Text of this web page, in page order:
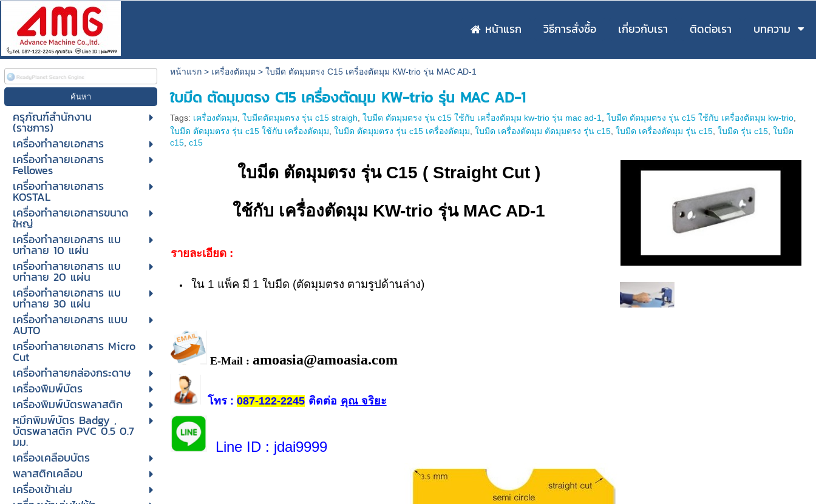
หน้าแรก วิธีการสั่งซื้อ เกี่ยวกับเรา ติดต่อเรา บทความ
ครุภัณฑ์สำนักงาน
(ราชการ)
เครื่องทำลายเอกสาร
เครื่องทำลายเอกสาร
Fellowes
เครื่องทำลายเอกสาร
KOSTAL
เครื่องทำลายเอกสารขนาด
ใหญ่
เครื่องทําลายเอกสาร แบ
บทําลาย 10 แผ่น
เครื่องทําลายเอกสาร แบ
บทําลาย 20 แผ่น
เครื่องทําลายเอกสาร แบ
บทําลาย 30 แผ่น
เครื่องทำลายเอกสาร แบบ
AUTO
เครื่องทำลายเอกสาร Micro
Cut
เครื่องทำลายกล่องกระดาษ
เครื่องพิมพ์บัตร
เครื่องพิมพ์บัตรพลาสติก
หมึกพิมพ์บัตร Badgy ,
บัตรพลาสติก PVC 0.5 0.7
มม.
เครื่องเคลือบบัตร
พลาสติกเคลือบ
เครื่องเข้าเล่ม
หน้าแรก> เครื่องตัดมุม > ใบมีด ตัดมุมตรง C15 เครื่องตัดมุม KW-trio รุ่น MAC AD-1
ใบมีด ตัดมุมตรง C15 เครื่องตัดมุม KW-trio รุ่น MAC AD-1
Tags: เครื่องตัดมุม ,ใบมีดตัดมุมตรง รุ่น c15 straigh ,ใบมีด ตัดมุมตรง รุ่น c15 ใช้กับ เครื่องตัดมุม kw-trio รุ่น mac ad-1 ,ใบมีด ตัดมุมตรง รุ่น c15 ใช้กับ เครื่องตัดมุม kw-trio
ใบมีด ตัดมุมตรง รุ่น c15 ใช้กับ เครื่องตัดมุม ,ใบมีด ตัดมุมตรง รุ่น c15 เครื่องตัดมุม ,ใบมีด เครื่องตัดมุม ตัดมุมตรง รุ่น c15 ,ใบมีด เครื่องตัดมุม รุ่น c15 ,ใบมีด รุ่น c15 ,ใบมีด
c15 ,c15
ใบมีด ตัดมุมตรง รุ่น C15 ( Straight Cut )
ใช้กับ เครื่องตัดมุม KW-trio รุ่น MAC AD-1
รายละเอียด :
ใน 1 แพ็ค มี 1 ใบมีด (ตัดมุมตรง ตามรูปด้านล่าง)
E-Mail : amoasia@amoasia.com
โทร: 087-122-2245ติดต่อ คุณ จริยะ
Line ID : jdai9999